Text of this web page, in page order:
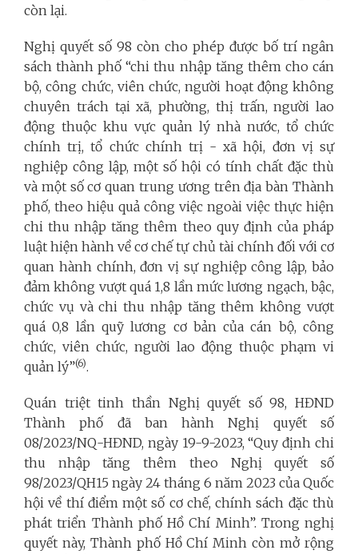
còn lại.
Nghị quyết số 98 còn cho phép được bố trí ngân
sách thành phố “chi thu nhập tăng thêm cho cán
bộ, công chức, viên chức, người hoạt động không
chuyên trách tại xã, phường, thị trấn, người lao
động thuộc khu vực quản lý nhà nước, tổ chức
chính trị, tổ chức chính trị - xã hội, đơn vị sự
nghiệp công lập, một số hội có tính chất đặc thù
và một số cơ quan trung ương trên địa bàn Thành
phố, theo hiệu quả công việc ngoài việc thực hiện
chi thu nhập tăng thêm theo quy định của pháp
luật hiện hành về cơ chế tự chủ tài chính đối với cơ
quan hành chính, đơn vị sự nghiệp công lập, bảo
đảm không vượt quá 1,8 lần mức lương ngạch, bậc,
chức vụ và chi thu nhập tăng thêm không vượt
quá 0,8 lần quỹ lương cơ bản của cán bộ, công
chức, viên chức, người lao động thuộc phạm vi
quản lý”(6).
Quán triệt tinh thần Nghị quyết số 98, HĐND
Thành phố đã ban hành Nghị quyết số
08/2023/NQ-HĐND, ngày 19-9-2023, “Quy định chi
thu nhập tăng thêm theo Nghị quyết số
98/2023/QH15 ngày 24 tháng 6 năm 2023 của Quốc
hội về thí điểm một số cơ chế, chính sách đặc thù
phát triển Thành phố Hồ Chí Minh”. Trong nghị
quyết này, Thành phố Hồ Chí Minh còn mở rộng